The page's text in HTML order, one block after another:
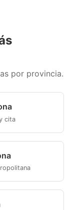
por provincia.
cita